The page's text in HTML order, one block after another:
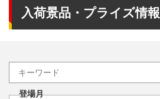
入荷景品・プライズ情報
登場月